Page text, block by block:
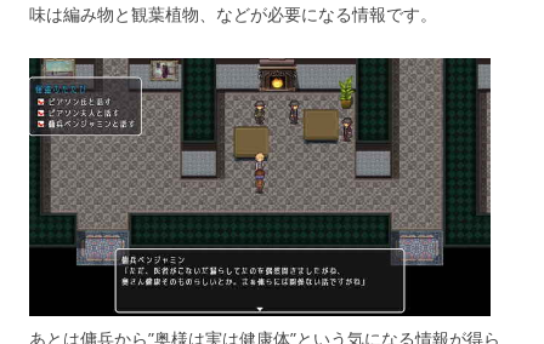
味は編み物と観葉植物、などが必要になる情報です。
あとは傭兵から”奥様は実は健康体”という気になる情報が得ら